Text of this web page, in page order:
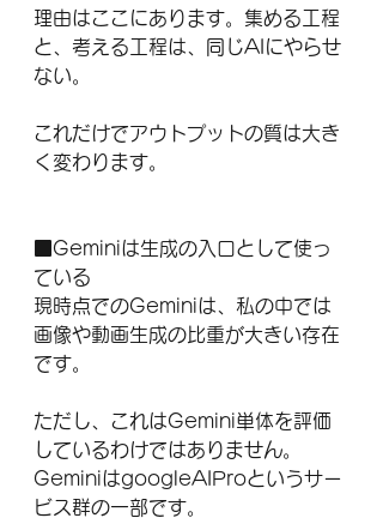
理由はここにあります。集める工程
と、考える工程は、同じAIにやらせ
ない。
これだけでアウトプットの質は大き
く変わります。
■Geminiは生成の入口として使っ
ている
現時点でのGeminiは、私の中では
画像や動画生成の比重が大きい存在
です。
ただし、これはGemini単体を評価
しているわけではありません。
GeminiはgoogleAIProというサー
ビス群の一部です。